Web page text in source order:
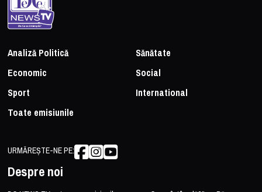
Analiză Politică
Sănătate
Economic
Social
Sport
International
Toate emisiunile
URMĂREȘTE-NE PE:
Despre noi